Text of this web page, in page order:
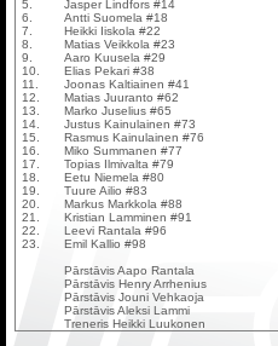
5.
Jasper Lindfors #14
6.
Antti Suomela #18
7.
Heikki Iiskola #22
8.
Matias Veikkola #23
9.
Aaro Kuusela #29
10.
Elias Pekari #38
11.
Joonas Kaltiainen #41
12.
Matias Juuranto #62
13.
Marko Juselius #65
14.
Justus Kainulainen #73
15.
Rasmus Kainulainen #76
16.
Miko Summanen #77
17.
Topias Ilmivalta #79
18.
Eetu Niemela #80
19.
Tuure Ailio #83
20.
Markus Markkola #88
21.
Kristian Lamminen #91
22.
Leevi Rantala #96
23.
Emil Kallio #98
Pārstāvis Aapo Rantala
Pārstāvis Henry Arrhenius
Pārstāvis Jouni Vehkaoja
Pārstāvis Aleksi Lammi
Treneris Heikki Luukonen